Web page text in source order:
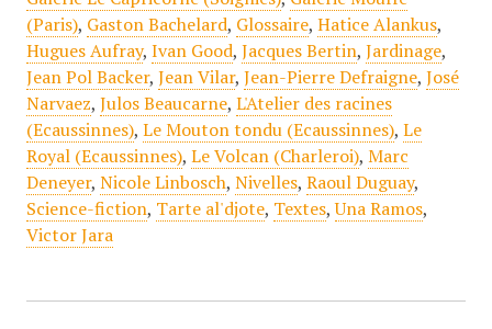
(Paris), Gaston Bachelard, Glossaire, Hatice Alankus,
Hugues Aufray, Ivan Good, Jacques Bertin, Jardinage,
Jean Pol Backer, Jean Vilar, Jean-Pierre Defraigne, José
Narvaez, Julos Beaucarne, L'Atelier des racines
(Ecaussinnes), Le Mouton tondu (Ecaussinnes), Le
Royal (Ecaussinnes), Le Volcan (Charleroi), Marc
Deneyer, Nicole Linbosch, Nivelles, Raoul Duguay,
Science-fiction, Tarte al'djote, Textes,Una Ramos,
Victor Jara